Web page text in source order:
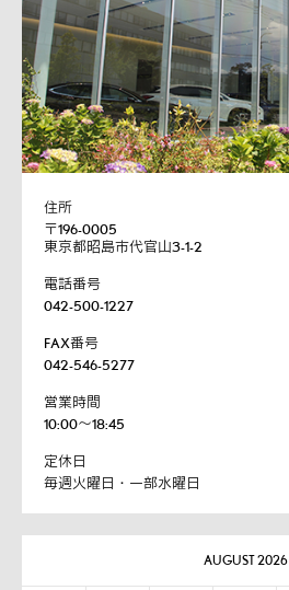
住所
〒196-0005
東京都昭島市代官山3-1-2
電話番号
042-500-1227
FAX番号
042-546-5277
営業時間
10:00～18:45
定休日
毎週火曜日・一部水曜日
AUGUST 2026